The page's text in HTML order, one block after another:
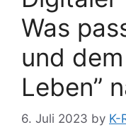
Was
und
Leben”
6. Juli 2023 by K-